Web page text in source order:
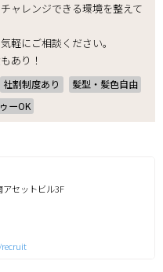
ャレンジできる環境を整えて
軽にご相談ください。
あり！
社割制度あり
髪型・髪色自由
ーOK
セットビル3F